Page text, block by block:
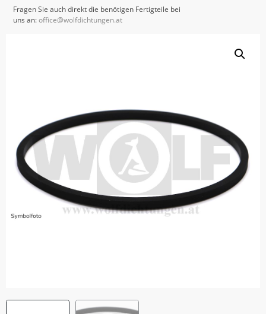
Fragen Sie auch direkt die benötigen Fertigteile bei
uns an:office@wolfdichtungen.at